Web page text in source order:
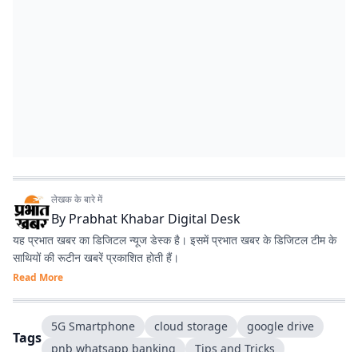
लेखक के बारे में
By Prabhat Khabar Digital Desk
यह प्रभात खबर का डिजिटल न्यूज डेस्क है। इसमें प्रभात खबर के डिजिटल टीम के
साथियों की रूटीन खबरें प्रकाशित होती हैं।
Read More
Tags
5G Smartphone cloud storage
google drive
pnb whatsapp banking
Tips and Tricks